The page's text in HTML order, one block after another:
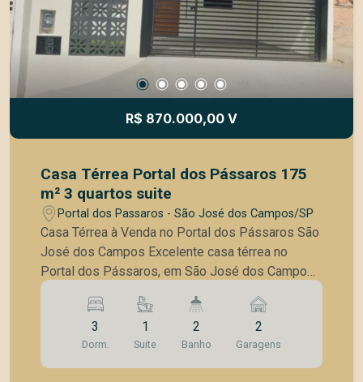
R$ 870.000,00 V
Casa Térrea Portal dos Pássaros 175
m² 3 quartos suite
Portal dos Passaros - São José dos Campos/SP
Casa Térrea à Venda no Portal dos Pássaros São
José dos Campos Excelente casa térrea no
Portal dos Pássaros, em São José dos Campos,
ideal para quem busca conforto, praticidade e
ambientes integrados em um projeto moderno e
funcional. O imóvel está construído em um
terreno de 175 m² (7,00 x 25,00 m) e conta com
136 m² de área construída, muito bem
3
Dorm.
1
Suite
2
Banho
2
Garagens